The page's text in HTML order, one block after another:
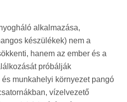
alkalmazása,
készülékek) nem a
hanem az ember és a
próbálják
munkahelyi környezet pangó
vízelvezető